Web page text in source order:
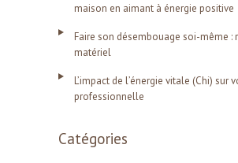
maison en aimant à énergie positive
Faire son désembouage soi-même :
matériel
L’impact de l’énergie vitale (Chi) sur
professionnelle
Catégories